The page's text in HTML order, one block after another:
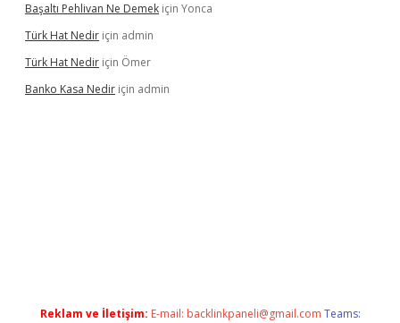
Başaltı Pehlivan Ne Demek için Yonca
Türk Hat Nedir için admin
Türk Hat Nedir için Ömer
Banko Kasa Nedir için admin
Reklam ve İletişim: E-mail: backlinkpaneli@gmail.com Teams: